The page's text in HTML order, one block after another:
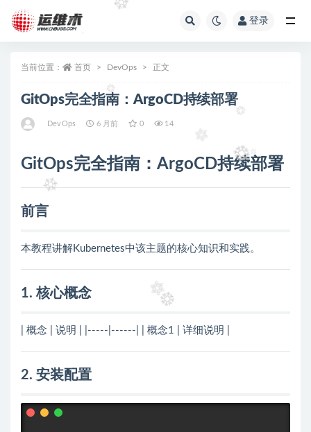
登录
当前位置： 首页 DevOps 正文
GitOps完全指南：ArgoCD持续部署
DevOps 6 月前 0 14
GitOps完全指南：ArgoCD持续部署
前言
本教程讲解Kubernetes中该主题的核心知识和实践。
1. 核心概念
| 概念 | 说明 | |-----|------| | 概念1 | 详细说明 |
2. 安装配置